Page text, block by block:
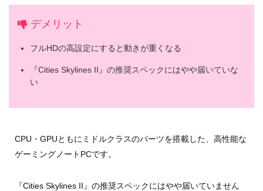
デメリット
フルHDの高設定にすると動きが重くなる
『Cities Skylines II』の推奨スペックにはやや届いていな
い
CPU・GPUともにミドルクラスのパーツを搭載した、高性能な
ゲーミングノートPCです。
『Cities Skylines II』の推奨スペックにはやや届いていません